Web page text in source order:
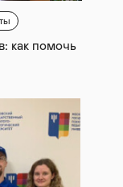
как помочь